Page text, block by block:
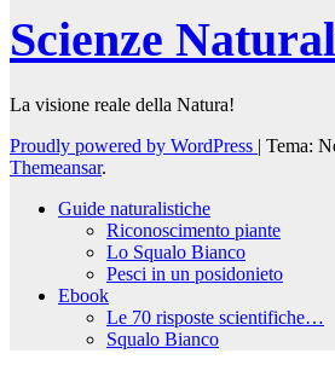
Scienze
La visione reale della Natura!
Proudly powered by WordPress | Tema:
Themeansar.
Guide naturalistiche
Riconoscimento piante
Lo Squalo Bianco
Pesci in un posidonieto
Ebook
Le 70 risposte scientifiche…
Squalo Bianco